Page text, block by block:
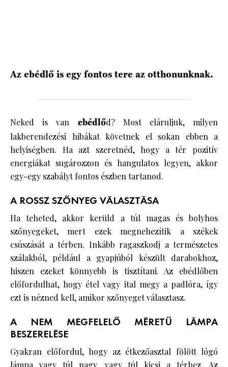
Az ebédlő is egy fontos tere az otthonunknak.
Neked is van ebédlőd? Most eláruljuk, milyen
lakberendezési hibákat követnek el sokan ebben a
helyiségben. Ha azt szeretnéd, hogy a tér pozitív
energiákat sugározzon és hangulatos legyen, akkor
egy-egy szabályt fontos észben tartanod.
A ROSSZ SZŐNYEG VÁLASZTÁSA
Ha teheted, akkor kerüld a túl magas és bolyhos
szőnyegeket, mert ezek megnehezítik a székek
csúszását a térben. Inkább ragaszkodj a természetes
szálakból, például a gyapjúból készült darabokhoz,
hiszen ezeket könnyebb is tisztítani. Az ebédlőben
előfordulhat, hogy étel vagy ital megy a padlóra, így
ezt is nézned kell, amikor szőnyeget választasz.
A NEM MEGFELELŐ MÉRETŰ LÁMPA
BESZERELÉSE
Gyakran előfordul, hogy az étkezőasztal fölött lógó
lámpa vagy túl nagy, vagy túl kicsi a térhez. Az